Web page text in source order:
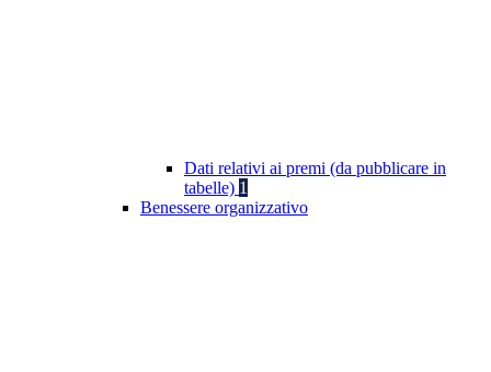
Dati relativi ai premi (da pubblicare in
tabelle) 1
Benessere organizzativo